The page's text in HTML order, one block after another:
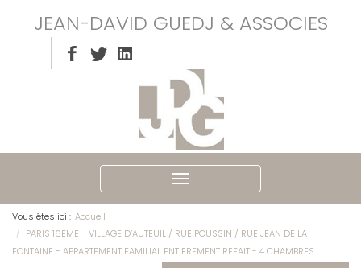
JEAN-DAVID GUEDJ & ASSOCIES
Ouvrir
le
Vous êtes ici : Accueil
PARIS 16ÈME - VILLAGE D’AUTEUIL / RUE POUSSIN / RUE JEAN DE LA
FONTAINE - APPARTEMENT FAMILIAL ENTIEREMENT REFAIT - 4 CHAMBRES